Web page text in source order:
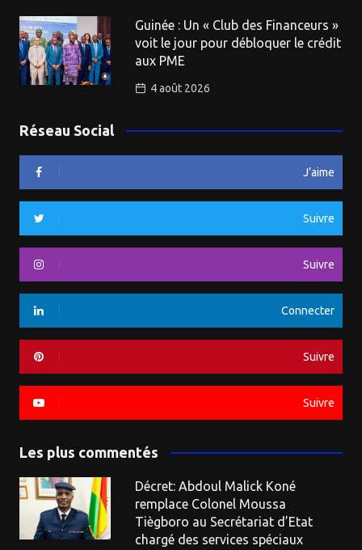
Guinée : Un « Club des Financeurs »
voit le jour pour débloquer le crédit
aux PME
4 août 2026
Réseau Social
J’aime
Suivre
Suivre
Connecter
Suivre
Suivre
Les plus commentés
Décret: Abdoul Malick Koné
remplace Colonel Moussa
Tiègboro au Secrétariat d’Etat
chargé des services spéciaux